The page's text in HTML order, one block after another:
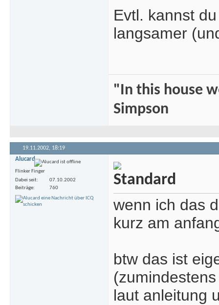
Evtl. kannst
langsamer
"In this house
Simpson
19.11.2002, 18:19
Alucard
Flinker Finger
Dabei seit
07.10.2002
Beiträge
760
wenn ich das
kurz am
btw das ist
laut anleitung